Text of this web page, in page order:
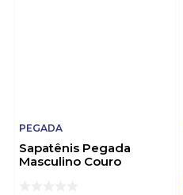
PEGADA
Sapatênis Pegada
Masculino Couro